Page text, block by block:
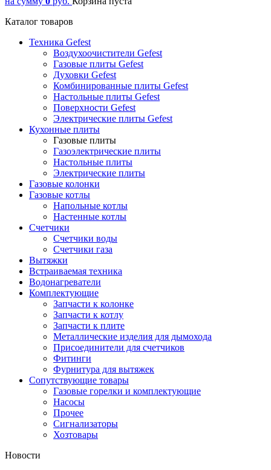
Каталог товаров
Техника Gefest
Воздухоочистители Gefest
Газовые плиты Gefest
Духовки Gefest
Комбинированные плиты Gefest
Настольные плиты Gefest
Поверхности Gefest
Электрические плиты Gefest
Кухонные плиты
Газовые плиты
Газоэлектрические плиты
Настольные плиты
Электрические плиты
Газовые колонки
Газовые котлы
Напольные котлы
Настенные котлы
Счетчики
Счетчики воды
Счетчики газа
Вытяжки
Встраиваемая техника
Водонагреватели
Комплектующие
Запчасти к колонке
Запчасти к котлу
Запчасти к плите
Металлические изделия для дымохода
Присоединители для счетчиков
Фитинги
Фурнитура для вытяжек
Сопутствующие товары
Газовые горелки и комплектующие
Насосы
Прочее
Сигнализаторы
Хозтовары
Новости